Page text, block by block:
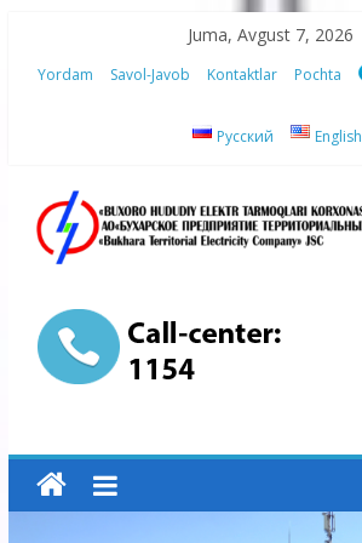
content
Juma, Avgust 7, 2026
Yordam Savol-Javob Kontaktlar Pochta
Русский English
“Buxoro
hududiy
elektr
tarmoqlari